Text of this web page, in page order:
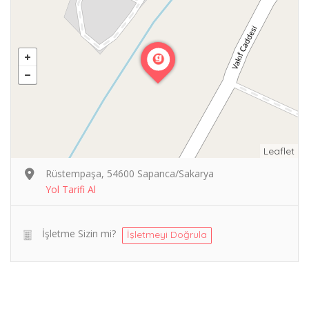
Leaflet
Rüstempaşa, 54600 Sapanca/Sakarya
Yol Tarifi Al
İşletme Sizin mi? İşletmeyi Doğrula